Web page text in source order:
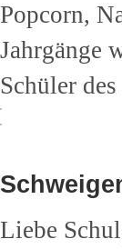
Popcorn,
Jahrgänge
Schüler
Liebe